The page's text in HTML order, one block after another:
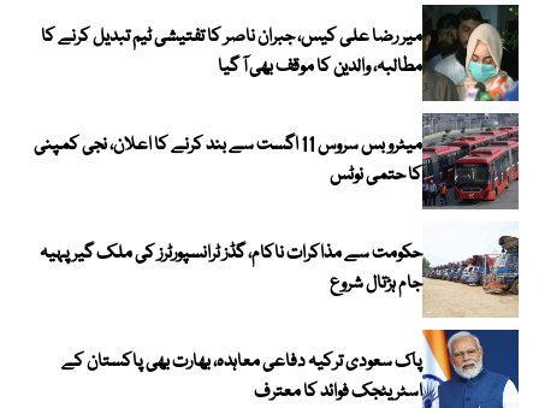
میر رضا علی کیس، جبران ناصر کا تفتیشی ٹیم تبدیل کرنے کا
مطالبہ، والدین کا موقف بھی آ گیا
میٹرو بس سروس 11 اگست سے بند کرنے کا اعلان، نجی کمپنی
کا حتمی نوٹس
حکومت سے مذاکرات ناکام، گڈز ٹرانسپورٹرز کی ملک گیر پہیہ
جام ہڑتال شروع
پاک سعودی ترکیہ دفاعی معاہدہ، بھارت بھی پاکستان کے
اسٹریٹجک فوائد کا معترف